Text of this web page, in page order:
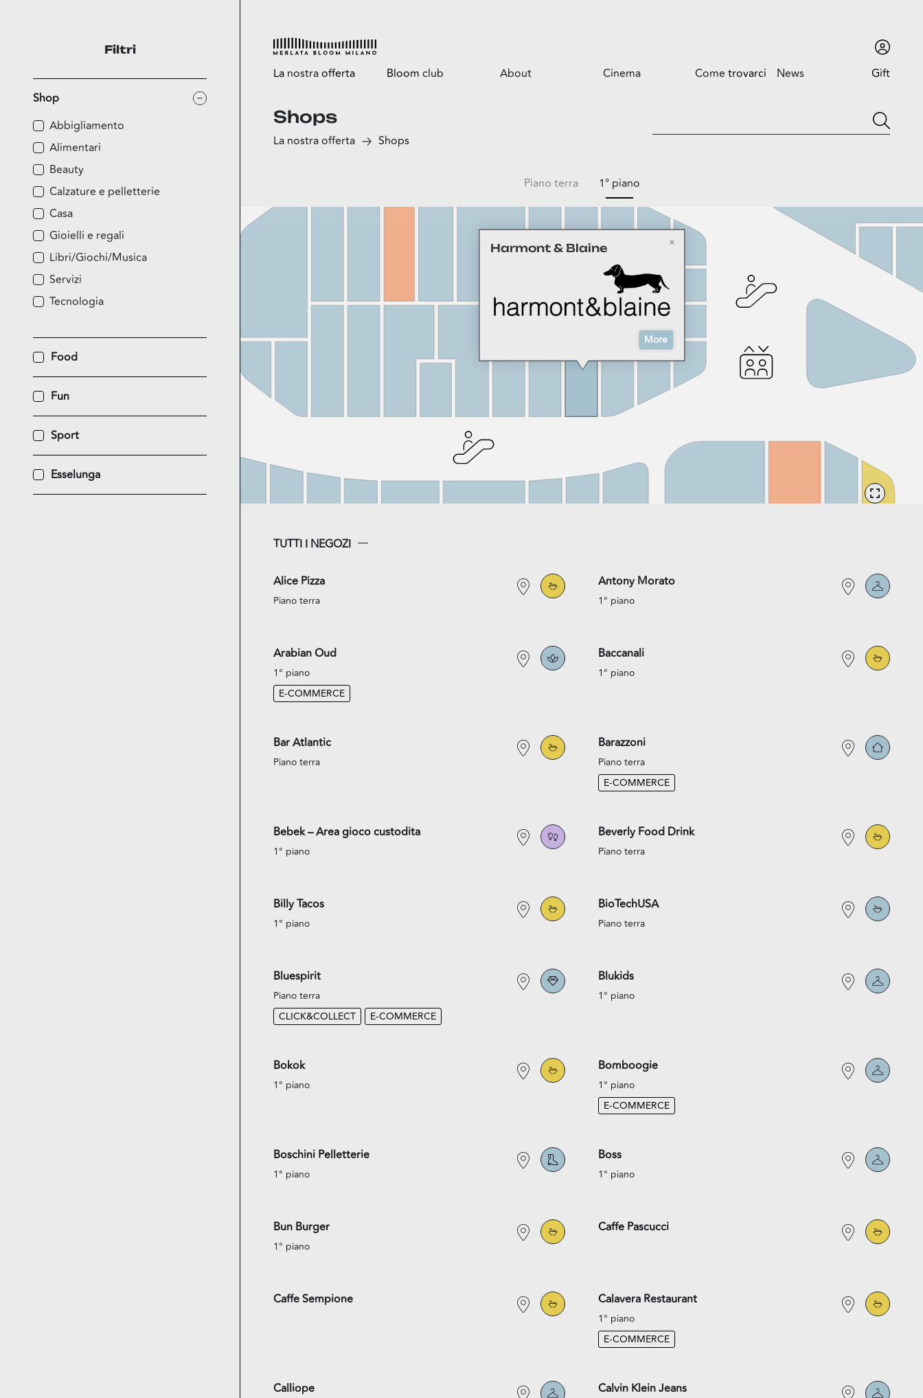
Filtri
Shop
Abbigliamento
Alimentari
Beauty
Calzature e pelletterie
Casa
Gioielli e regali
Libri/Giochi/Musica
Servizi
Tecnologia
Food
Fun
Sport
Esselunga
La nostraofferta
Esplora
Shop
Sport
Bloom club
Bloomtasty
About
Servizi
Cinema Cometrovarci News
Eventi
Gift
Shops
La nostra offerta Shops
Harmont & Blaine
More
Piano terra 1° piano
TUTTI I NEGOZI
Alice Pizza
Piano terra
Antony Morato
1° piano
Arabian Oud
1° piano
E-COMMERCE
Baccanali
1° piano
Bar Atlantic
Piano terra
Barazzoni
Piano terra
E-COMMERCE
Bebek – Area gioco custodita
1° piano
Beverly Food Drink
Piano terra
Billy Tacos
1° piano
BioTechUSA
Piano terra
Bluespirit
Piano terra
CLICK&COLLECT
E-COMMERCE
Blukids
1° piano
Bokok
1° piano
Bomboogie
1° piano
E-COMMERCE
Boschini Pelletterie
1° piano
Boss
1° piano
Bun Burger
1° piano
Caffe Pascucci
Caffe Sempione Calavera Restaurant
1° piano
E-COMMERCE
Calliope Calvin Klein Jeans